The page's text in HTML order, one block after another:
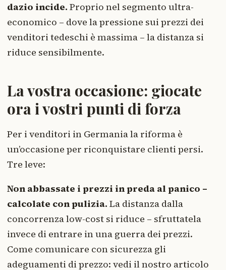
dazio incide. Proprio nel segmento ultra-
economico – dove la pressione sui prezzi dei
venditori tedeschi è massima – la distanza si
riduce sensibilmente.
La vostra occasione: giocate
ora i vostri punti di forza
Per i venditori in Germania la riforma è
un’occasione per riconquistare clienti persi.
Tre leve:
Non abbassate i prezzi in preda al panico –
calcolate con pulizia. La distanza dalla
concorrenza low-cost si riduce – sfruttatela
invece di entrare in una guerra dei prezzi.
Come comunicare con sicurezza gli
adeguamenti di prezzo: vedi il nostro articolo